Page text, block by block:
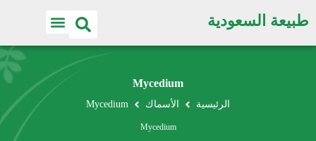
طبيعة السعودية
Mycedium
الرئيسية الأسماك Mycedium
Mycedium